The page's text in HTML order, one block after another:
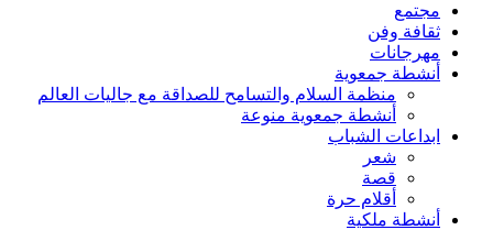
مجتمع
ثقافة وفن
مهرجانات
أنشطة جمعوية
منظمة السلام والتسامح للصداقة مع جاليات العالم
أنشطة جمعوية منوعة
ابداعات الشباب
شعر
قصة
أقلام حرة
أنشطة ملكية